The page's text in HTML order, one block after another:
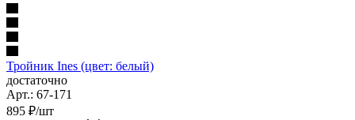
Тройник Ines (цвет: белый)
достаточно
Арт.: 67-171
895 ₽/шт